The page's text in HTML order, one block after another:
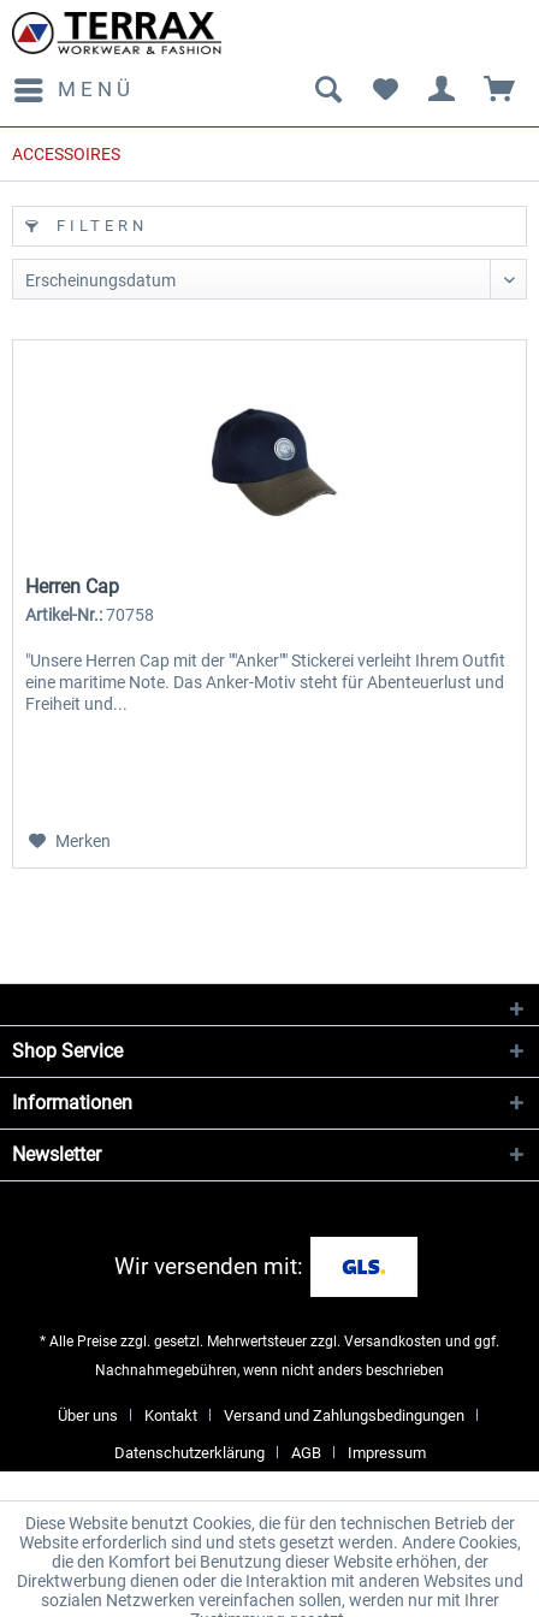
MENÜ
ACCESSOIRES
FILTERN
Herren Cap
Artikel-Nr.:70758
"Unsere Herren Cap mit der ""Anker"" Stickerei verleiht Ihrem Outfit
eine maritime Note. Das Anker-Motiv steht für Abenteuerlust und
Freiheit und...
Merken
Shop Service
Informationen
Newsletter
Wir versenden mit:
* Alle Preise zzgl. gesetzl. Mehrwertsteuer zzgl. Versandkosten und ggf.
Nachnahmegebühren, wenn nicht anders beschrieben
Über uns Kontakt Versand und Zahlungsbedingungen
Datenschutzerklärung AGB Impressum
Diese Website benutzt Cookies, die für den technischen Betrieb der
Website erforderlich sind und stets gesetzt werden. Andere Cookies,
die den Komfort bei Benutzung dieser Website erhöhen, der
Direktwerbung dienen oder die Interaktion mit anderen Websites und
sozialen Netzwerken vereinfachen sollen, werden nur mit Ihrer